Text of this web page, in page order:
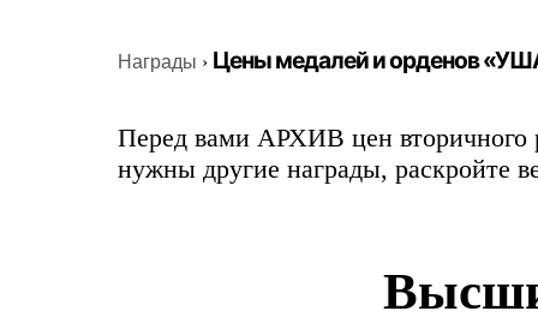
Награды › Цены медалей и орденов
Перед вами АРХИВ цен
нужны другие награды, раскройте